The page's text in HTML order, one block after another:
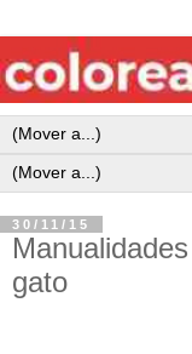
30/11/15
gato